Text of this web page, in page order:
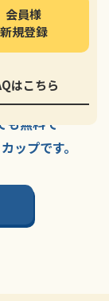
会員様
新規登録
はこちら
める、野球の
野球大会。
も無料で
ップです。